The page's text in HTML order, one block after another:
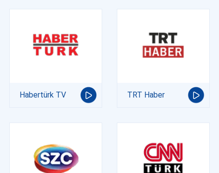
Habertürk TV TRT Haber